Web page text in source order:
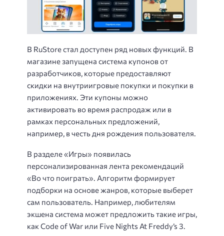
В RuStore стал доступен ряд новых функций. В
магазине запущена система купонов от
разработчиков, которые предоставляют
скидки на внутриигровые покупки и покупки в
приложениях. Эти купоны можно
активировать во время распродаж или в
рамках персональных предложений,
например, в честь дня рождения пользователя.
В разделе «Игры» появилась
персонализированная лента рекомендаций
«Во что поиграть». Алгоритм формирует
подборки на основе жанров, которые выберет
сам пользователь. Например, любителям
экшена система может предложить такие игры,
как Code of War или Five Nights At Freddy’s 3.